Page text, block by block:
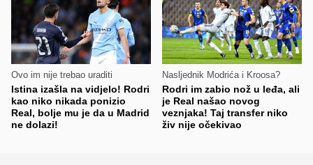
Ovo im nije trebao uraditi
Istina izašla na vidjelo! Rodri
kao niko nikada ponizio
Real, bolje mu je da u Madrid
ne dolazi!
Nasljednik Modrića i Kroosa?
Rodri im zabio nož u leđa, ali
je Real našao novog
veznjaka! Taj transfer niko
živ nije očekivao